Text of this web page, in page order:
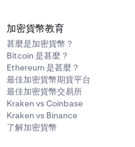
加密貨幣教育
甚麼是加密貨幣？
Bitcoin 是甚麼？
Ethereum 是甚麼？
最佳加密貨幣期貨平台
最佳加密貨幣交易所
Kraken vs Coinbase
Kraken vs Binance
了解加密貨幣